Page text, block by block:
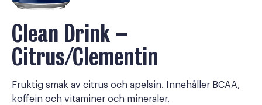
Clean Drink –
Citrus/Clementin
Fruktig smak av citrus och apelsin. Innehåller BCAA,
koffein och vitaminer och mineraler.